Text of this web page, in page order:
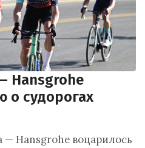
Hansgrohe
о судорогах
— Hansgrohe воцарилось